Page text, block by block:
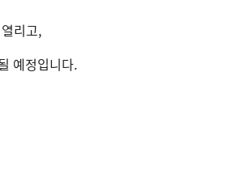
리고,
예정입니다.